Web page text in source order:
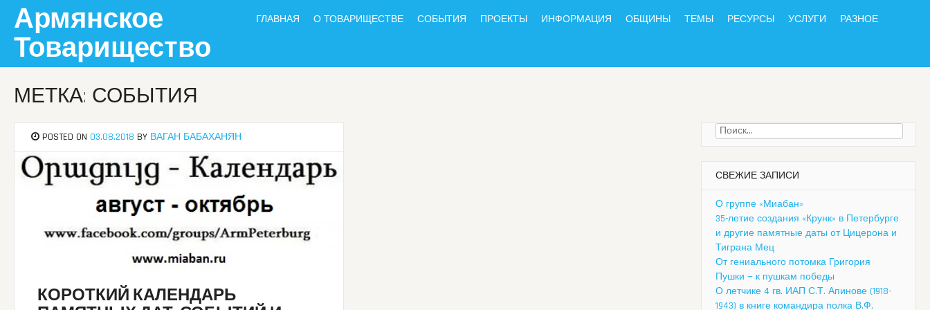
content
Армянское
Товарищество
ГЛАВНАЯ О ТОВАРИЩЕСТВЕ СОБЫТИЯ ПРОЕКТЫ ИНФОРМАЦИЯ ОБЩИНЫ ТЕМЫ РЕСУРСЫ УСЛУГИ РАЗНОЕ
МЕТКА: СОБЫТИЯ
POSTED ON 03.08.2018 BY ВАГАН БАБАХАНЯН
КОРОТКИЙ КАЛЕНДАРЬ
Найти:
СВЕЖИЕ ЗАПИСИ
О группе «Миабан»
35-летие создания «Крунк» в Петербурге
и другие памятные даты от Цицерона и
Тиграна Мец
От гениального потомка Григория
Пушки — к пушкам победы
О летчике 4 гв. ИАП С.Т. Апинове (1918-
1943) в книге командира полка В.Ф.